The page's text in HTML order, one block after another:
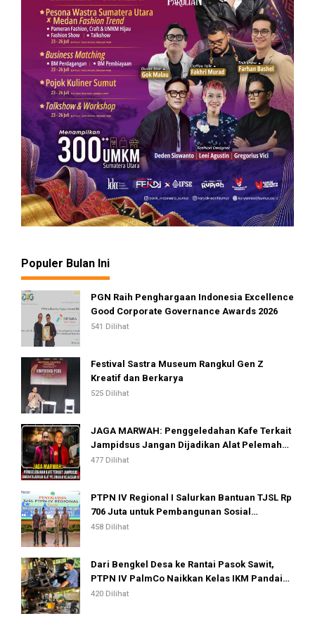
Populer Bulan Ini
PGN Raih Penghargaan Indonesia Excellence
Good Corporate Governance Awards 2026
541 Dilihat
Festival Sastra Museum Rangkul Gen Z
Kreatif dan Berkarya
525 Dilihat
JAGA MARWAH: Penggeledahan Kafe Terkait
Jampidsus Jangan Dijadikan Alat Pelemahan
Kejaksaan RI
477 Dilihat
PTPN IV Regional I Salurkan Bantuan TJSL Rp
706 Juta untuk Pembangunan Sosial
Berkelanjutan
458 Dilihat
Dari Bengkel Desa ke Rantai Pasok Sawit,
PTPN IV PalmCo Naikkan Kelas IKM Pandai
Besi
420 Dilihat